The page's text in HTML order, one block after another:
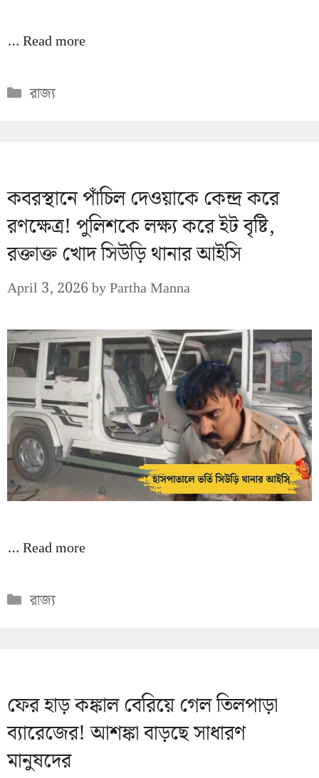
…Read more
Categories
রাজ্য
কবরস্থানে পাঁচিল দেওয়াকে কেন্দ্র করে
রণক্ষেত্র! পুলিশকে লক্ষ্য করে ইট বৃষ্টি,
রক্তাক্ত খোদ সিউড়ি থানার আইসি
April 3, 2026byPartha Manna
…Read more
Categories
রাজ্য
ফের হাড় কঙ্কাল বেরিয়ে গেল তিলপাড়া
ব্যারেজের! আশঙ্কা বাড়ছে সাধারণ
মানুষদের